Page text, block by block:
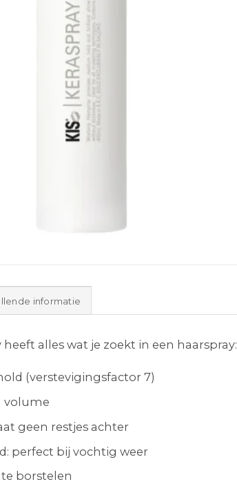
informatie
heeft alles wat je zoekt in een haarspray:
(verstevigingsfactor 7)
volume
geen restjes achter
perfect bij vochtig weer
borstelen